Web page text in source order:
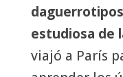
estudiosa de
viajó a París